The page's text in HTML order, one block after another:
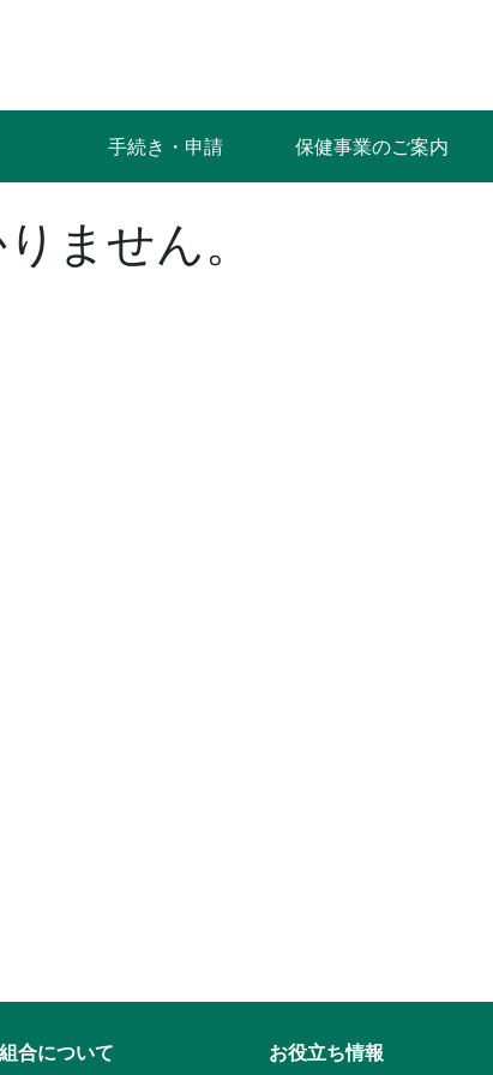
手続き・申請 保健事業のご案内
ません。
合について お役立ち情報